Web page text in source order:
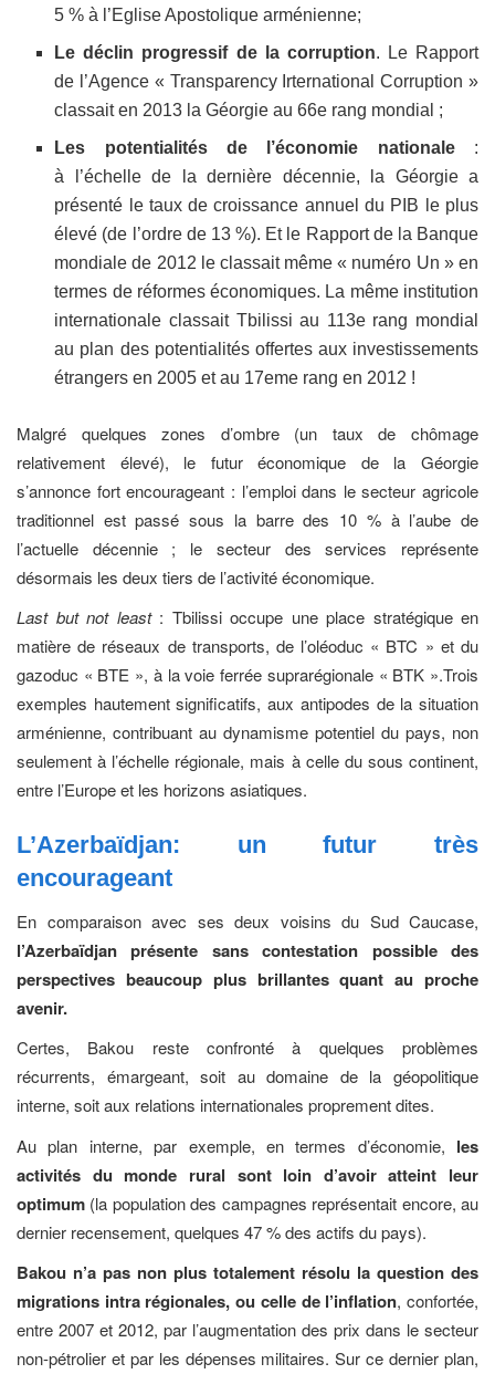
5 % à l’Eglise Apostolique arménienne;
Le déclin progressif de la corruption. Le Rapport
de l’Agence « Transparency Irternational Corruption »
classait en 2013 la Géorgie au 66e rang mondial ;
Les potentialités de l’économie nationale:
à l’échelle de la dernière décennie, la Géorgie a
présenté le taux de croissance annuel du PIB le plus
élevé (de l’ordre de 13 %). Et le Rapport de la Banque
mondiale de 2012 le classait même « numéro Un » en
termes de réformes économiques. La même institution
internationale classait Tbilissi au 113e rang mondial
au plan des potentialités offertes aux investissements
étrangers en 2005 et au 17eme rang en 2012 !
Malgré quelques zones d’ombre (un taux de chômage
relativement élevé), le futur économique de la Géorgie
s’annonce fort encourageant : l’emploi dans le secteur agricole
traditionnel est passé sous la barre des 10 % à l’aube de
l’actuelle décennie ; le secteur des services représente
désormais les deux tiers de l’activité économique.
Last but not least: Tbilissi occupe une place stratégique en
matière de réseaux de transports, de l’oléoduc « BTC » et du
gazoduc « BTE », à la voie ferrée suprarégionale « BTK ».Trois
exemples hautement significatifs, aux antipodes de la situation
arménienne, contribuant au dynamisme potentiel du pays, non
seulement à l’échelle régionale, mais à celle du sous continent,
entre l’Europe et les horizons asiatiques.
L’Azerbaïdjan: un futur très
encourageant
En comparaison avec ses deux voisins du Sud Caucase,
l’Azerbaïdjan présente sans contestation possible des
perspectives beaucoup plus brillantes quant au proche
avenir.
Certes, Bakou reste confronté à quelques problèmes
récurrents, émargeant, soit au domaine de la géopolitique
interne, soit aux relations internationales proprement dites.
Au plan interne, par exemple, en termes d’économie, les
activités du monde rural sont loin d’avoir atteint leur
optimum (la population des campagnes représentait encore, au
dernier recensement, quelques 47 % des actifs du pays).
Bakou n’a pas non plus totalement résolu la question des
migrations intra régionales, ou celle de l’inflation, confortée,
entre 2007 et 2012, par l’augmentation des prix dans le secteur
non-pétrolier et par les dépenses militaires. Sur ce dernier plan,